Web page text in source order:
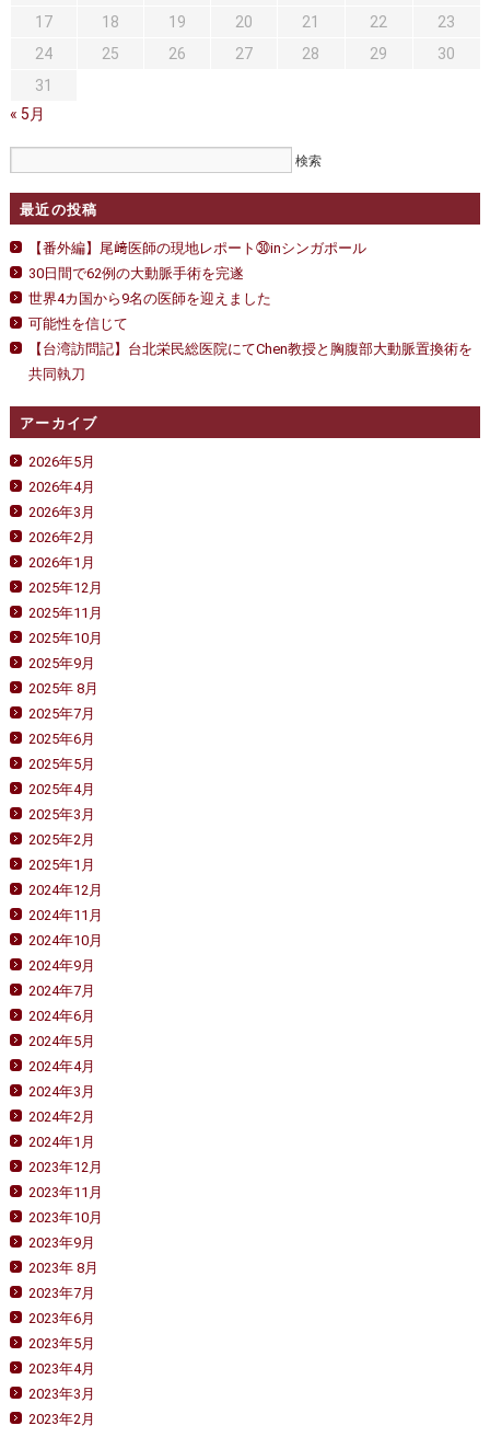
都道府県別紹介病院 良くある質問
正しい病院の選び方 アクセス
お問い合わせ
採用・医療関係の方へ
私どもの特色 治療目的と治療対象
手術概要 ご紹介いただく場合
医師募集情報 ドクターカー
17
18 19 20 21 22
23
24
25 26 27 28 29
30
31
« 5月
最近の投稿
【番外編】尾﨑医師の現地レポート㉚inシンガポール
30日間で62例の大動脈手術を完遂
世界4カ国から9名の医師を迎えました
可能性を信じて
【台湾訪問記】台北栄民総医院にてChen教授と胸腹部大動脈置換術を
共同執刀
アーカイブ
2026年5月
2026年4月
2026年3月
2026年2月
2026年1月
2025年12月
2025年11月
2025年10月
2025年9月
2025年 8月
2025年7月
2025年6月
2025年5月
2025年4月
2025年3月
2025年2月
2025年1月
2024年12月
2024年11月
2024年10月
2024年9月
2024年7月
2024年6月
2024年5月
2024年4月
2024年3月
2024年2月
2024年1月
2023年12月
2023年11月
2023年10月
2023年9月
2023年 8月
2023年7月
2023年6月
2023年5月
2023年4月
2023年3月
2023年2月